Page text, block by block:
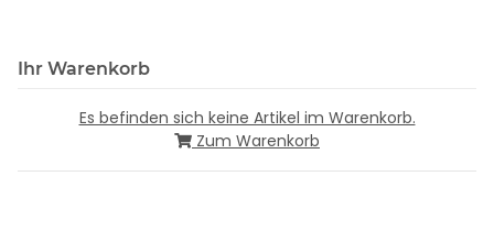
Ihr Warenkorb
Es befinden sich keine Artikel im Warenkorb.
Zum Warenkorb